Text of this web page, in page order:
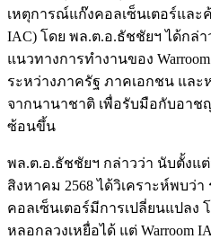
เหตุการณ์แก๊งคอลเซ็นเตอร์และ
IAC) โดย พล.ต.อ.ธัชชัยฯ ได้กล่
แนวทางการทำงานของ
ระหว่างภาครัฐ ภาคเอกชน แล
จากนานาชาติ เพื่อรับมือกับอาช
ซ้อนขึ้น
พล.ต.อ.ธัชชัยฯ กล่าวว่า นับตั้งแต่
สิงหาคม 2568 ได้วิเคราะห์พบว่
คอลเซ็นเตอร์มีการเปลี่ยนแปลง
หลอกลวงเหยื่อได้ แต่ Warroom